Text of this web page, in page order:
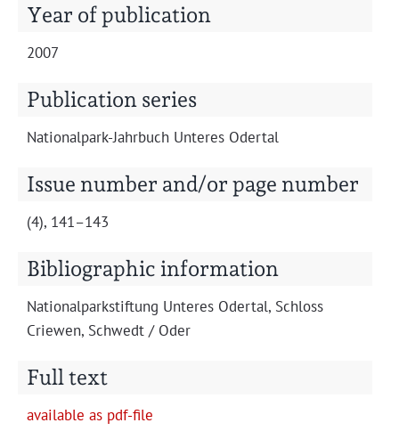
Year of publication
2007
Publication series
Nation­al­park-Jahrbuch Unteres Odertal
Issue number and/or page number
(4), 141–143
Bibliographic information
Nation­al­park­s­tiftung Unteres Oder­tal, Schloss
Criewen, Schwedt / Oder
Full text
avail­able as pdf-file